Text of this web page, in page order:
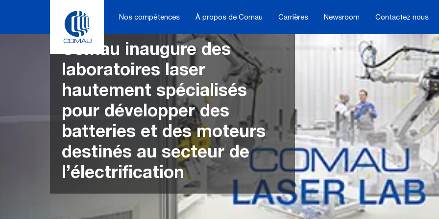
Nos compétences À propos de Comau Carrières Newsroom Contactez nous
Comau inaugure des
laboratoires laser
hautement spécialisés
pour développer des
batteries et des moteurs
destinés au secteur de
l’électrification